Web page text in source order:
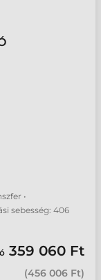
•
sebesség: 406
359 060 Ft
(456 006 Ft)